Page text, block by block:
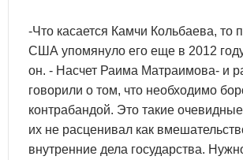
-Что касается Камчи Кольбаева, то
США упомянуло его еще в 2012
он. - Насчет Раима Матраимова- и
говорили о том, что необходимо
контрабандой. Это такие
их не расценивал как
внутренние дела государства.